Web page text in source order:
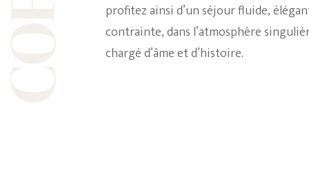
profitez ainsi d’un séjour fluide,
contrainte, dans l’atmosphère
chargé d’âme et d’histoire.